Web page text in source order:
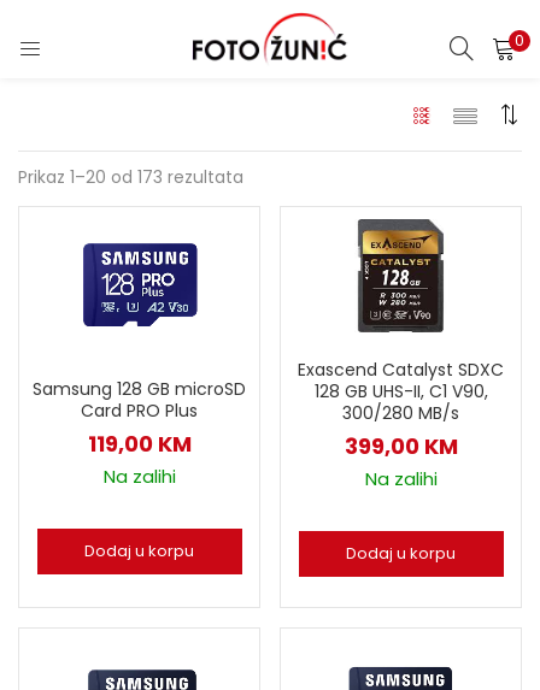
0
Prikaz 1–20 od 173 rezultata
Samsung 128 GB microSD
Card PRO Plus
119,00 KM
Na zalihi
Dodaj u korpu
Exascend Catalyst SDXC
128 GB UHS-II, C1 V90,
300/280 MB/s
399,00 KM
Na zalihi
Dodaj u korpu